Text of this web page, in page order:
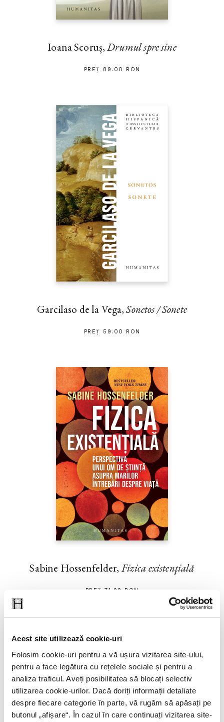
Acest site utilizează cookie-uri
Folosim cookie-uri pentru a vă ușura vizitarea site-ului,
pentru a face legătura cu rețelele sociale și pentru a
analiza traficul. Aveți posibilitatea să blocați selectiv
utilizarea cookie-urilor. Dacă doriți informații detaliate
despre fiecare categorie în parte, vă rugăm să apăsați pe
butonul „ afișare“. În cazul în care continuați vizitarea site-
Ioana Scoruș,Drumul spre sine
PREȚ 89.00 RON
Garcilaso de la Vega,Sonetos / Sonete
PREȚ 59.00 RON
Sabine Hossenfelder, Fizica existenţială
PREȚ 71.99 RON